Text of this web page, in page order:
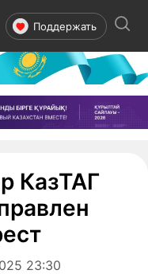
Поддержать
КазТАГ
23:30